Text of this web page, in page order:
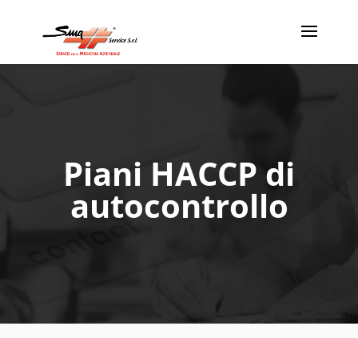
Piani HACCP di
autocontrollo